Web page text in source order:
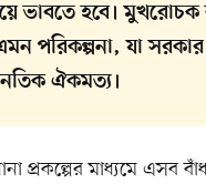
ভাবতে হবে।
এমন পরিকল্পনা, যা
ঐকমত্য।
প্রকল্পের মাধ্যমে এসব